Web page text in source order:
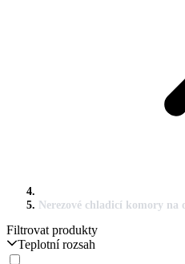
Nerezové chladicí komory na
Filtrovat produkty
Teplotní rozsah